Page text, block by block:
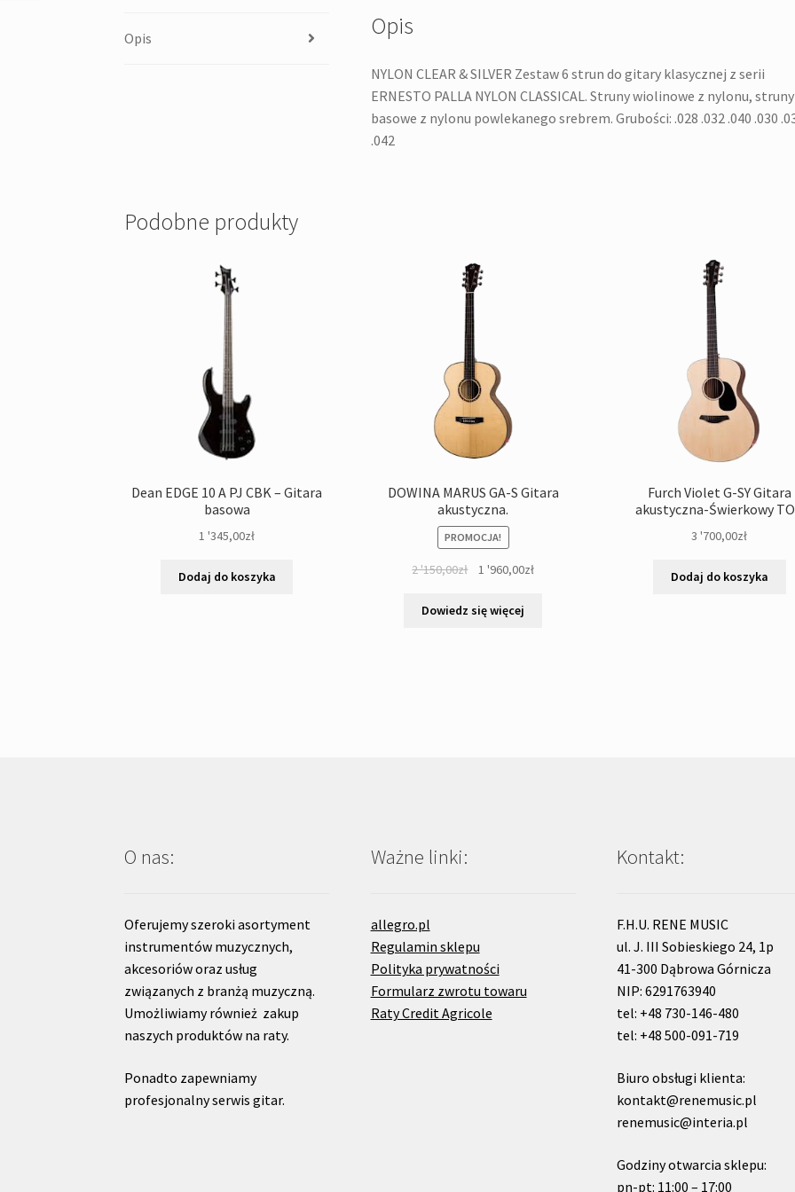
Opis Opis
NYLON CLEAR & SILVER Zestaw 6 strun do gitary klasycznej z serii
ERNESTO PALLA NYLON CLASSICAL. Struny wiolinowe z nylonu, struny
basowe z nylonu powlekanego srebrem. Grubości: .028 .032 .040 .030
.042
Podobne produkty
Dean EDGE 10 A PJ CBK – Gitara
basowa
1 '345,00zł
Dodaj do koszyka
DOWINA MARUS GA-S Gitara
akustyczna.
PROMOCJA!
2 '150,00zł
Pierwotna
wynosiła:
1 '960,00złAktualna
Dowiedz się więcej
Furch Violet G-SY Gitara
akustyczna-Świerkowy
3 '700,00zł
Dodaj do koszyka
O nas:
Oferujemy szeroki asortyment
instrumentów muzycznych,
akcesoriów oraz usług
związanych z branżą muzyczną.
Umożliwiamy również zakup
naszych produktów na raty.
Ponadto zapewniamy
profesjonalny serwis gitar.
Ważne linki:
allegro.pl
Regulamin sklepu
Polityka prywatności
Formularz zwrotu towaru
Raty Credit Agricole
Kontakt:
F.H.U. RENE MUSIC
ul. J. III Sobieskiego 24, 1p
41-300 Dąbrowa Górnicza
NIP: 6291763940
tel: +48 730-146-480
tel: +48 500-091-719
Biuro obsługi klienta:
kontakt@renemusic.pl
renemusic@interia.pl
Godziny otwarcia sklepu:
pn-pt: 11:00 – 17:00